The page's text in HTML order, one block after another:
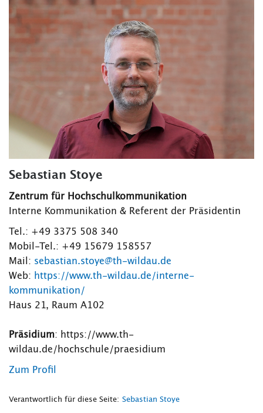
Sebastian Stoye
Zentrum für Hochschulkommunikation
Interne Kommunikation & Referent der Präsidentin
Tel.: +49 3375 508 340
Mobil-Tel.: +49 15679 158557
Mail: sebastian.stoye@th-wildau.de
Web: https://www.th-wildau.de/interne-
kommunikation/
Haus 21, Raum A102
Präsidium: https://www.th-
wildau.de/hochschule/praesidium
Zum Profil
Verantwortlich für diese Seite: Sebastian Stoye